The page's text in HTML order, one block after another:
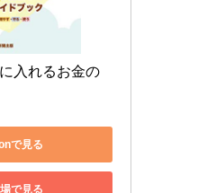
入れるお金の
で見る
で見る